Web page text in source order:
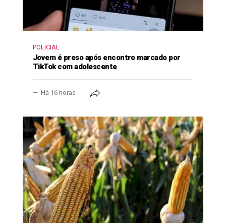
POLICIAL
Jovem é preso após encontro marcado por
TikTok com adolescente
Há 16 horas